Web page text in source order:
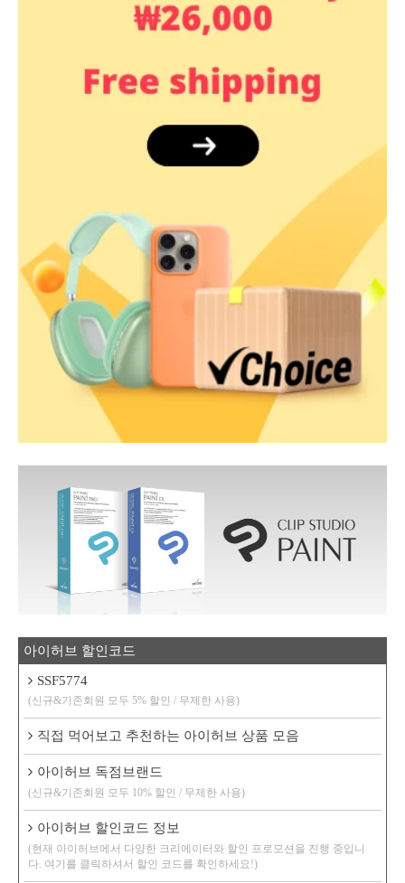
아이허브 할인코드
SSF5774
(신규&기존회원 모두 5% 할인 / 무제한 사용)
직접 먹어보고 추천하는 아이허브 상품 모음
아이허브 독점브랜드
(신규&기존회원 모두 10% 할인 / 무제한 사용)
아이허브 할인코드 정보
(현재 아이허브에서 다양한 크리에이터와 할인 프로모션을 진행 중입니
다. 여기를 클릭하셔서 할인 코드를 확인하세요!)